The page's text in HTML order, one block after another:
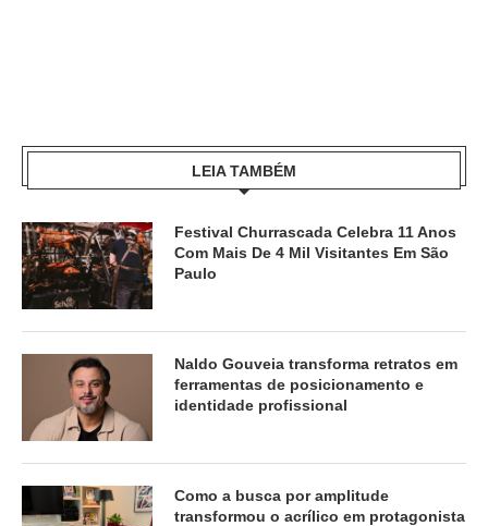
LEIA TAMBÉM
Festival Churrascada Celebra 11 Anos
Com Mais De 4 Mil Visitantes Em São
Paulo
Naldo Gouveia transforma retratos em
ferramentas de posicionamento e
identidade profissional
Como a busca por amplitude
transformou o acrílico em protagonista